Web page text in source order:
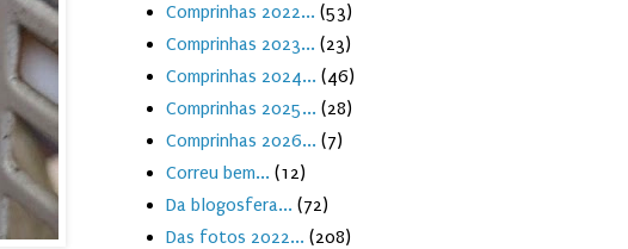
Comprinhas 2022... (53)
Comprinhas 2023... (23)
Comprinhas 2024... (46)
Comprinhas 2025... (28)
Comprinhas 2026... (7)
Correu bem... (12)
Da blogosfera... (72)
Das fotos 2022... (208)